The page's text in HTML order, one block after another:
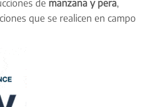
de manzana y pera,
que se realicen en campo